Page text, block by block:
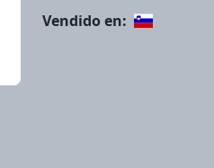
Vendido en: